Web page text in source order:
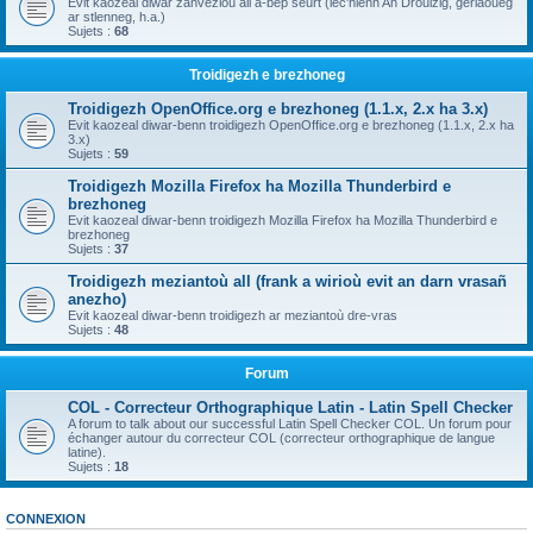
ar stlenneg, h.a.)
Sujets : 68
Troidigezh e brezhoneg
Troidigezh OpenOffice.org e brezhoneg (1.1.x, 2.x ha 3.x)
Evit kaozeal diwar-benn troidigezh OpenOffice.org e brezhoneg (1.1.x, 2.x ha
3.x)
Sujets : 59
Troidigezh Mozilla Firefox ha Mozilla Thunderbird e
brezhoneg
Evit kaozeal diwar-benn troidigezh Mozilla Firefox ha Mozilla Thunderbird e
brezhoneg
Sujets : 37
Troidigezh meziantoù all (frank a wirioù evit an darn vrasañ
anezho)
Evit kaozeal diwar-benn troidigezh ar meziantoù dre-vras
Sujets : 48
Forum
COL - Correcteur Orthographique Latin - Latin Spell Checker
A forum to talk about our successful Latin Spell Checker COL. Un forum pour
échanger autour du correcteur COL (correcteur orthographique de langue
latine).
Sujets : 18
CONNEXION